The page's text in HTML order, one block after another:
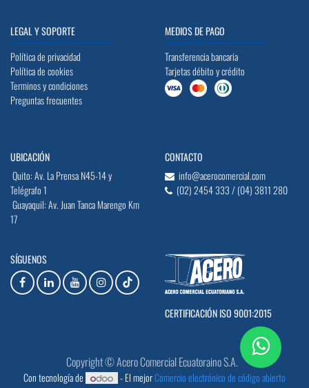
LEGAL Y SOPORTE
Política de privacidad
Política de cookies
Terminos y condiciones
Preguntas frecuentes
MEDIOS DE PAGO
Transferencia bancaria
Tarjetas débito y crédito
UBICACIÓN
Quito: Av. La Prensa N45-14 y
Telégrafo 1
Guayaquil: Av. Juan Tanca Marengo Km
17
CONTACTO
info@acerocomercial.com
(02) 2454 333 / (04) 3811 280
SÍGUENOS
CERTIFICACIÓN ISO 9001:2015
Copyright © Acero Comercial Ecuatoraino S.A.
Con tecnología de - El mejorComercio electrónico de código abierto